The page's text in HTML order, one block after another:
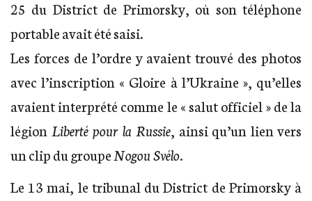
25 du District de Primorsky, où son téléphone
portable avait été saisi.
Les forces de l’ordre y avaient trouvé des photos
avec l’inscription « Gloire à l’Ukraine », qu’elles
avaient interprété comme le « salut officiel » de la
légion Liberté pour la Russie, ainsi qu’un lien vers
un clip du groupeNogou Svélo.
Le 13 mai, le tribunal du District de Primorsky à